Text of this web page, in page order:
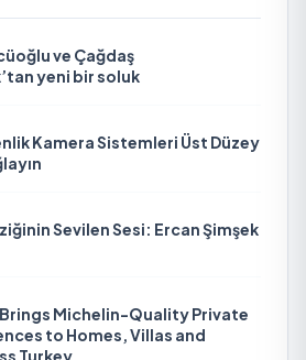
ve Çağdaş
yeni bir soluk
Kamera Sistemleri Üst Düzey
Sevilen Sesi: Ercan Şimşek
Michelin-Quality Private
to Homes, Villas and
Turkey